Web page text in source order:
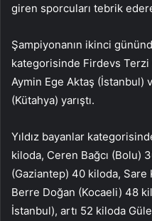
giren sporcuları tebrik
Şampiyonanın ikinci
kategorisinde Firdevs
Aymin Ege Aktaş (İstanbul)
(Kütahya) yarıştı.
Yıldız bayanlar
kiloda, Ceren Bağcı (Bolu)
(Gaziantep) 40 kiloda,
Berre Doğan (Kocaeli) 48
İstanbul), artı 52 kiloda